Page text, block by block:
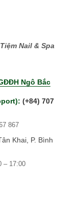
Nail & Spa
Ngô Bắc
(+84) 707
867
Khai, P. Bình
– 17:00